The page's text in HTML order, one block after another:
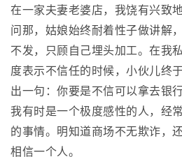
在一家夫妻老婆店，我饶有兴致
问那，姑娘始终耐着性子做讲解
不发，只顾自己埋头加工。在我
度表示不信任的时候，小伙儿终
出一句：你要是不信可以拿去银行
我有时是一个极度感性的人，经
的事情。明知道商场不无欺诈，
相信一个人。